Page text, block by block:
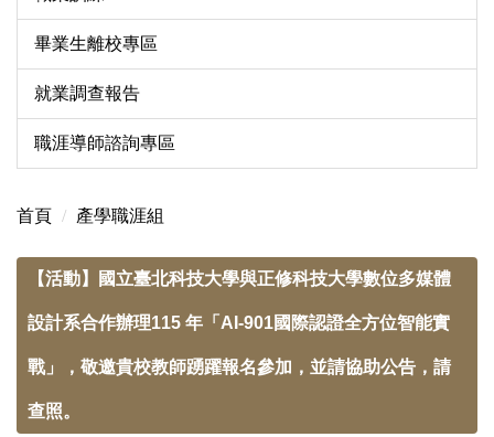
畢業生離校專區
就業調查報告
職涯導師諮詢專區
首頁 產學職涯組
【活動】國立臺北科技大學與正修科技大學數位多媒體
設計系合作辦理115 年「AI-901國際認證全方位智能實
戰」，敬邀貴校教師踴躍報名參加，並請協助公告，請
查照。